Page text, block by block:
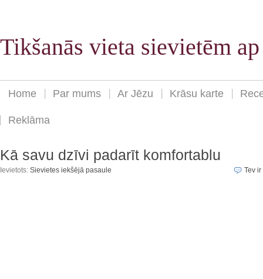
Tikšanās vieta sievietēm
Home Par mums Ar Jēzu Krāsu karte
Reklāma
Kā savu dzīvi padarīt komfortablu
Ievietots: Sievietes iekšējā pasaule Tev ir